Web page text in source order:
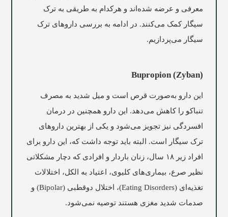
معرفی و عرضه ‌شده‌اند و هرکدام به طریقی به ترک
سیگار کمک می‌کنند. در ادامه به بررسی داروهای ترک
سیگار می‌پردازیم.
Bupropion (Zyban)
این دارو به‌صورت قرص است و میل شدید به مصرف
تنباکو را کاهش می‌دهد. این دارو همچنین در درمان
افسردگی نیز تجویز می‌شود و یکی از بهترین داروهای
ترک سیگار است. البته باید توجه داشت که، این دارو برای
افراد زیر ۱۸ سال، زنان باردار و افرادی که دچار مشکلاتی
نظیر صرع، بیماری‌های کلیوی، اعتیاد به الکل، اختلالات
تغذیه‌ای (Eating Disorders)، اختلال دوقطبی (Bipolar) و
صدمات شدید مغزی هستند توصیه نمی‌شود.